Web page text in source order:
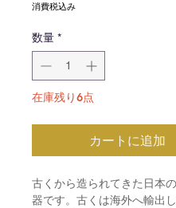
消費税込み
数量 *
在庫残り6点
カートに追加
古くから造られてきた日本
器です。古くは海外へ輸出